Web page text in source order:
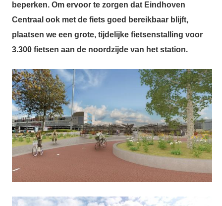
beperken. Om ervoor te zorgen dat Eindhoven
Centraal ook met de fiets goed bereikbaar blijft,
plaatsen we een grote, tijdelijke fietsenstalling voor
3.300 fietsen aan de noordzijde van het station.